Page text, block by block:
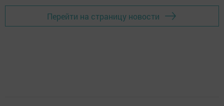
Перейти на страницу новости